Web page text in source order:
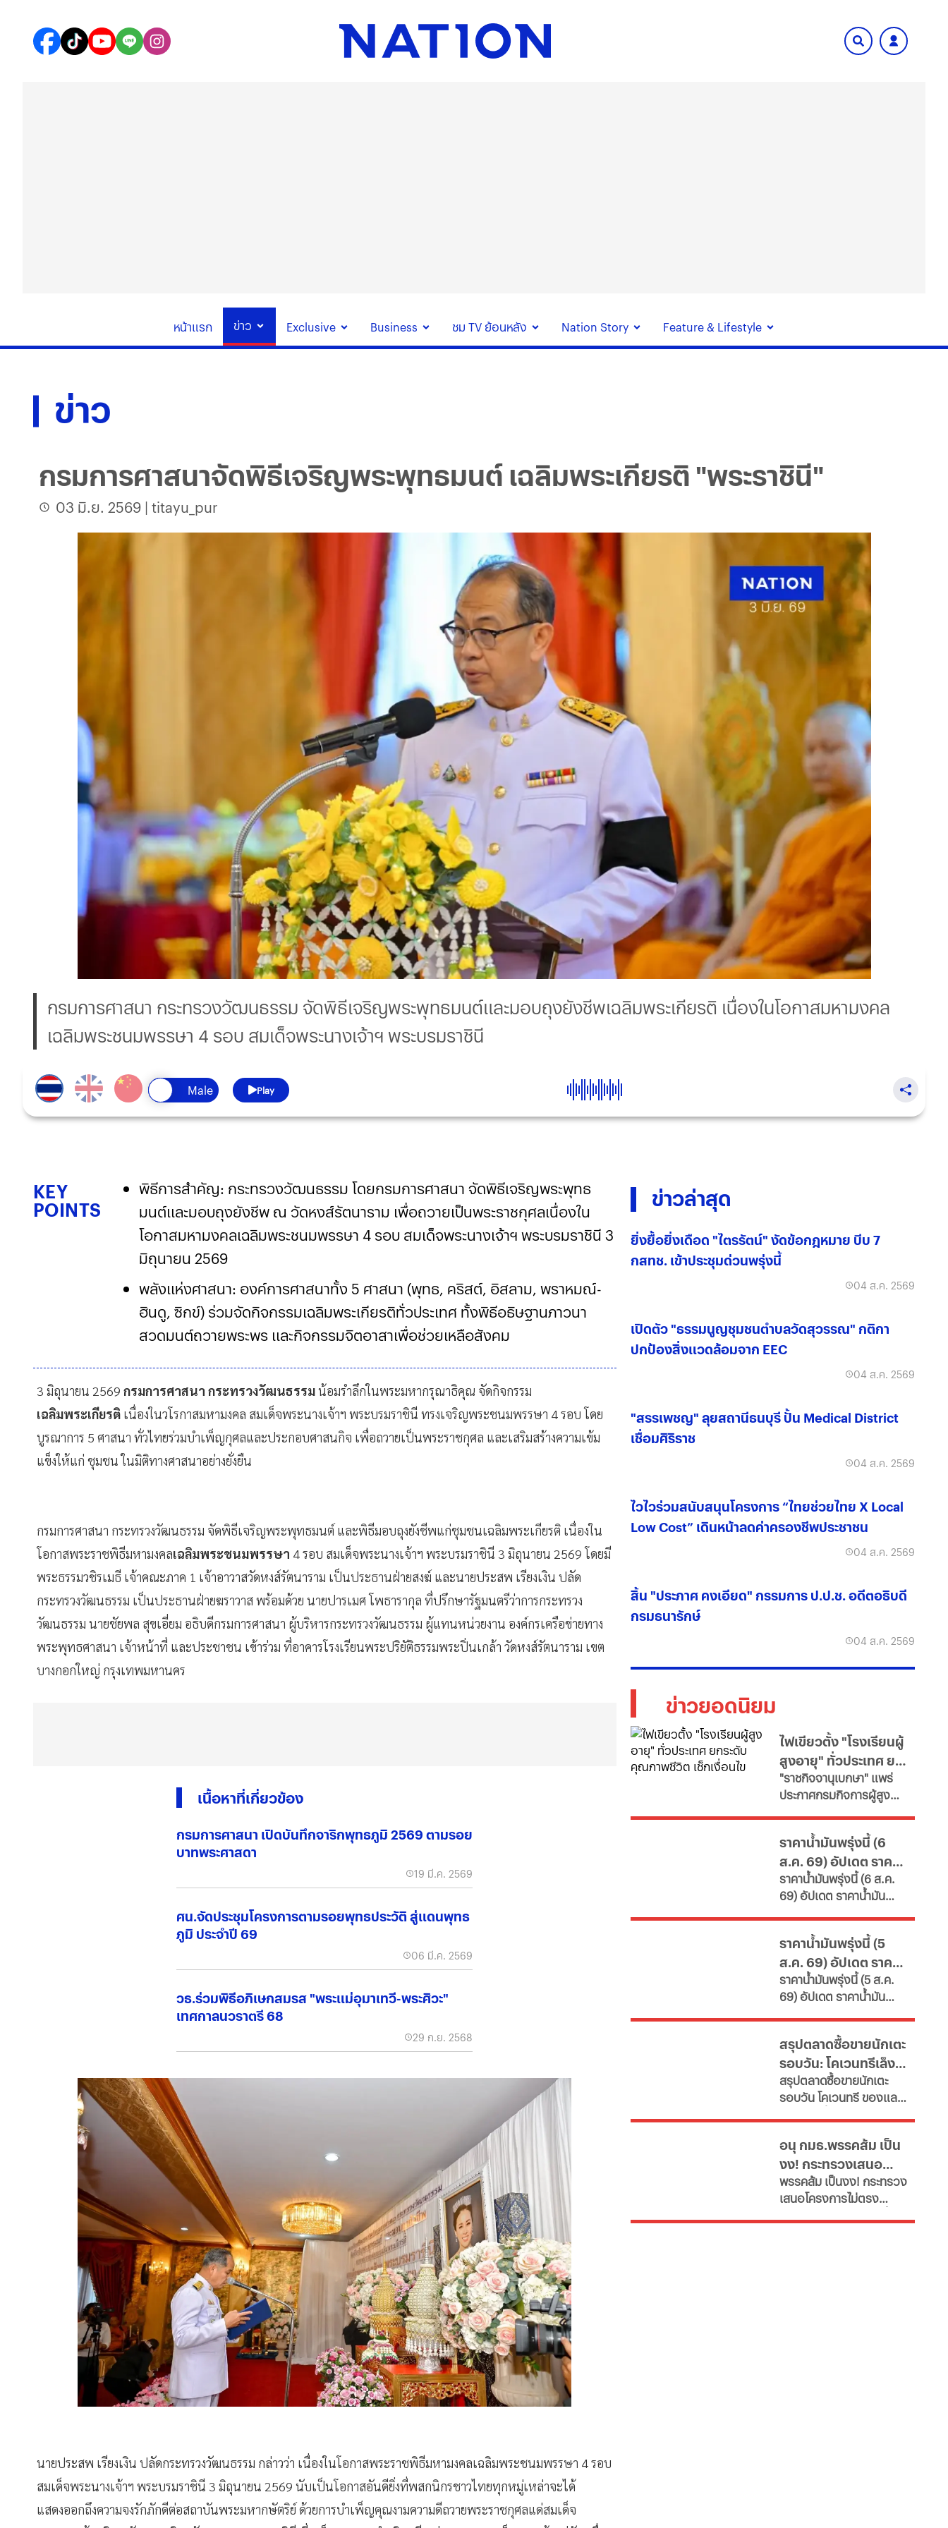
หน้าแรก ข่าว Exclusive Business ชม TV ย้อนหลัง Nation Story Feature & Lifestyle
ข่าว
กรมการศาสนาจัดพิธีเจริญพระพุทธมนต์ เฉลิมพระเกียรติ "พระราชินี"
03 มิ.ย. 2569 | titayu_pur
กรมการศาสนา กระทรวงวัฒนธรรม จัดพิธีเจริญพระพุทธมนต์และมอบถุงยังชีพเฉลิมพระเกียรติ เนื่องในโอกาสมหามงคล
เฉลิมพระชนมพรรษา 4 รอบ สมเด็จพระนางเจ้าฯ พระบรมราชินี
Play
KEY
POINTS
พิธีการสำคัญ: กระทรวงวัฒนธรรม โดยกรมการศาสนา จัดพิธีเจริญพระพุทธ
มนต์และมอบถุงยังชีพ ณ วัดหงส์รัตนาราม เพื่อถวายเป็นพระราชกุศลเนื่องใน
โอกาสมหามงคลเฉลิมพระชนมพรรษา 4 รอบ สมเด็จพระนางเจ้าฯ พระบรมราชินี 3
มิถุนายน 2569
พลังแห่งศาสนา: องค์การศาสนาทั้ง 5 ศาสนา (พุทธ, คริสต์, อิสลาม, พราหมณ์-
ฮินดู, ซิกข์) ร่วมจัดกิจกรรมเฉลิมพระเกียรติทั่วประเทศ ทั้งพิธีอธิษฐานภาวนา
สวดมนต์ถวายพระพร และกิจกรรมจิตอาสาเพื่อช่วยเหลือสังคม
กิจกรรมครอบคลุม: นอกจากการจัดงานในส่วนกลางแล้ว ยังมีการ
3 มิถุนายน 2569 กรมการศาสนา กระทรวงวัฒนธรรมน้อมรำลึกในพระมหากรุณาธิคุณ จัดกิจกรรม
เฉลิมพระเกียรติเนื่องในวโรกาสมหามงคล สมเด็จพระนางเจ้าฯ พระบรมราชินี ทรงเจริญพระชนมพรรษา 4 รอบ โดย
บูรณาการ 5 ศาสนา ทั่วไทยร่วมบำเพ็ญกุศลและประกอบศาสนกิจ เพื่อถวายเป็นพระราชกุศล และเสริมสร้างความเข้ม
กรมการศาสนา กระทรวงวัฒนธรรม จัดพิธีเจริญพระพุทธมนต์ และพิธีมอบถุงยังชีพแก่ชุมชนเฉลิมพระเกียรติ เนื่องใน
โอกาสพระราชพิธีมหามงคล เฉลิมพระชนมพรรษา4 รอบ สมเด็จพระนางเจ้าฯ พระบรมราชินี 3 มิถุนายน 2569 โดยมี
พระธรรมวชิรเมธี เจ้าคณะภาค 1 เจ้าอาวาสวัดหงส์รัตนาราม เป็นประธานฝ่ายสงฆ์ และนายประสพ เรียงเงิน ปลัด
กระทรวงวัฒนธรรม เป็นประธานฝ่ายฆราวาส พร้อมด้วย นายปารเมศ โพธารากุล ที่ปรึกษารัฐมนตรีว่าการกระทรวง
วัฒนธรรม นายชัยพล สุขเอี่ยม อธิบดีกรมการศาสนา ผู้บริหารกระทรวงวัฒนธรรม ผู้แทนหน่วยงาน องค์กรเครือข่ายทาง
พระพุทธศาสนา เจ้าหน้าที่ และประชาชน เข้าร่วม ที่อาคารโรงเรียนพระปริยัติธรรมพระปิ่นเกล้า วัดหงส์รัตนาราม เขต
เนื้อหาที่เกี่ยวข้อง
กรมการศาสนา เปิดบันทึกจาริกพุทธภูมิ 2569 ตามรอย
ศน.จัดประชุมโครงการตามรอยพุทธประวัติ สู่แดนพุทธ
นายประสพ เรียงเงิน ปลัดกระทรวงวัฒนธรรม กล่าวว่า เนื่องในโอกาสพระราชพิธีมหามงคลเฉลิมพระชนมพรรษา 4 รอบ
สมเด็จพระนางเจ้าฯ พระบรมราชินี 3 มิถุนายน 2569 นับเป็นโอกาสอันดียิ่งที่พสกนิกรชาวไทยทุกหมู่เหล่าจะได้
ข่าวล่าสุด
ยิ่งยื้อยิ่งเดือด "ไตรรัตน์" งัดข้อกฎหมาย บีบ 7
กสทช. เข้าประชุมด่วนพรุ่งนี้
04 ส.ค. 2569
เปิดตัว "ธรรมนูญชุมชนตำบลวัดสุวรรณ" กติกา
ปกป้องสิ่งแวดล้อมจาก EEC
04 ส.ค. 2569
"สรรเพชญ" ลุยสถานีธนบุรี ปั้น Medical District
เชื่อมศิริราช
04 ส.ค. 2569
ไวไวร่วมสนับสนุนโครงการ “ไทยช่วยไทย X Local
Low Cost” เดินหน้าลดค่าครองชีพประชาชน
04 ส.ค. 2569
สิ้น "ประภาศ คงเอียด" กรรมการ ป.ป.ช. อดีตอธิบดี
กรมธนารักษ์
04 ส.ค. 2569
ข่าวยอดนิยม
ไฟเขียวตั้ง "โรงเรียนผู้
สูงอายุ" ทั่วประเทศ ยก
ระดับคุณภาพชีวิต เช็ก
เงื่อนไข
"ราชกิจจานุเบกษา" แพร่
ประกาศกรมกิจการผู้สูง
"โรงเรียนผู้สูงอายุ" มุ่งขับ
เคลื่อนสังคมสูงวัยอย่างมี
คุณค่า หนุนพัฒนา
ศักยภาพ-เรียนรู้ตลอดชีวิต
เผยช่องทางยื่นคำขอทั้ง
กทม.-ต่างจังหวัด พบ
ฝ่าฝืนเกณฑ์เสี่ยงถูกสั่ง
เพิกถอน
ราคาน้ำมันพรุ่งนี้ (6
ส.ค. 69) อัปเดต ราคา
น้ำมันล่าสุด จากปั๊ม
ใหญ่
ราคาน้ำมันพรุ่งนี้ (6 ส.ค.
69) อัปเดต ราคาน้ำมัน
ขนาดใหญ่ มีทั้งราคาน้ำมัน
ดีเซล เบนซิน และ แก๊สโซ
ฮอล์
ราคาน้ำมันพรุ่งนี้ (5
ส.ค. 69) อัปเดต ราคา
น้ำมันล่าสุด จากปั๊ม
ใหญ่
ราคาน้ำมันพรุ่งนี้ (5 ส.ค.
69) อัปเดต ราคาน้ำมัน
ขนาดใหญ่ มีทั้งราคาน้ำมัน
ดีเซล เบนซิน และ แก๊สโซ
ฮอล์
สรุปตลาดซื้อขายนักเตะ
รอบวัน: โคเวนทรีเล็ง
"มูดริก" สาลิกาปัดปืน
ซื้อ "กิมาไรส์"
สรุปตลาดซื้อขายนักเตะ
รอบวัน โคเวนทรี ของแลม
แรกจาก อาร์เซนอล ในการ
ล่าตัว "กิมาไรส์" ขณะที่ โค
โม่ ปิดดีล "ชาโลบาห์"
อนุ กมธ.พรรคส้ม เป็น
งง! กระทรวงเสนอ
โครงการไม่ตรงภารกิจ
พรรคส้ม เป็นงง! กระทรวง
เสนอโครงการไม่ตรง